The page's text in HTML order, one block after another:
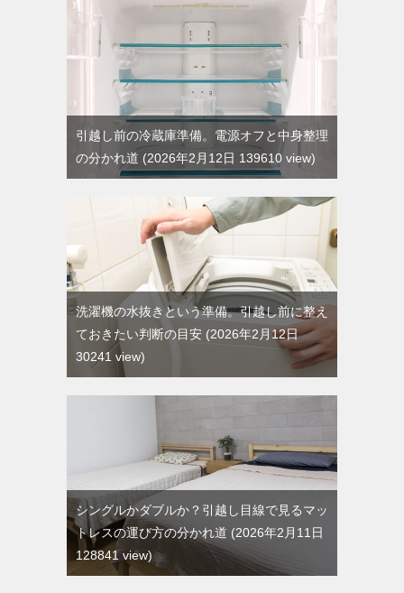
引越し前の冷蔵庫準備。電源オフと中身整理
の分かれ道
2026年2月12日 139610 view
洗濯機の水抜きという準備。引越し前に整え
ておきたい判断の目安 2026年2月12日
30241 view
シングルかダブルか？引越し目線で見るマッ
トレスの運び方の分かれ道
2026年2月11日
128841 view